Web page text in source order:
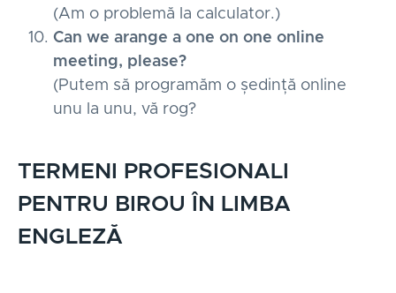
(Am o problemă la calculator.)
Can we arange a one on one online
meeting, please?
(Putem să programăm o ședință online
unu la unu, vă rog?
TERMENI PROFESIONALI
PENTRU BIROU ÎN LIMBA
ENGLEZĂ